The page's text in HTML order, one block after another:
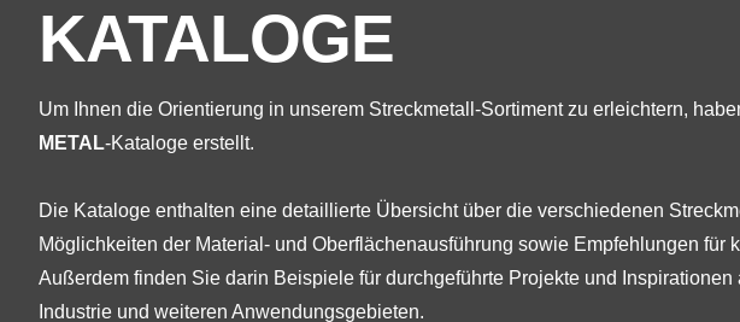
KATALOGE
Um Ihnen die Orientierung in unserem Streckmetall-Sortiment zu erleichtern,
METAL-Kataloge erstellt.
Die Kataloge enthalten eine detaillierte Übersicht über die verschiedenen
Möglichkeiten der Material- und Oberflächenausführung sowie Empfehlungen für
Außerdem finden Sie darin Beispiele für durchgeführte Projekte und Inspirationen
Industrie und weiteren Anwendungsgebieten.